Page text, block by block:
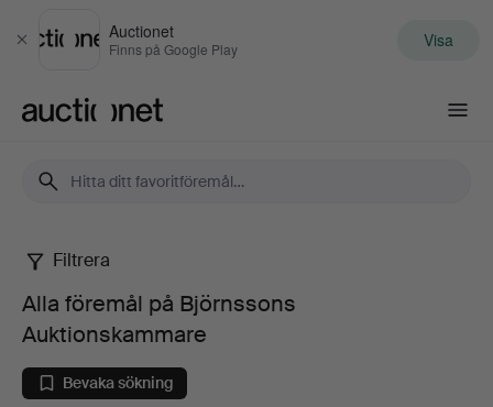
Stäng
Auctionet
Finns på Google Play Visa
Alla
föremål
på
Filtrera
Alla föremål på Björnssons
Auktionskammare
Bevaka sökning